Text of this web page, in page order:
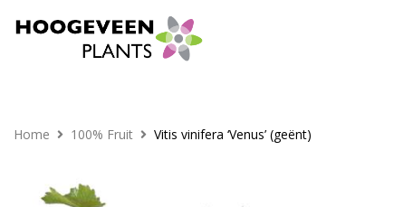
Home 100% Fruit Vitis vinifera ‘Venus’ (geënt)